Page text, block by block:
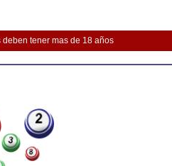
deben tener mas de 18 años